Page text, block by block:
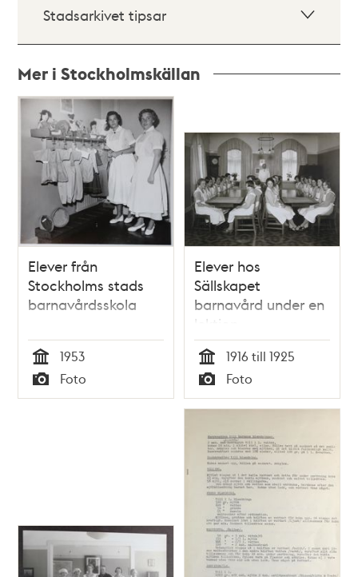
Stadsarkivet tipsar
Mer i Stockholmskällan
Relaterade
poster
och
teman
Elever från
Stockholms stads
barnavårdsskola
Tid
1953
Typ
Foto
Elever hos
Sällskapet
barnavård under en
lektion
Tid
1916 till 1925
Typ
Foto